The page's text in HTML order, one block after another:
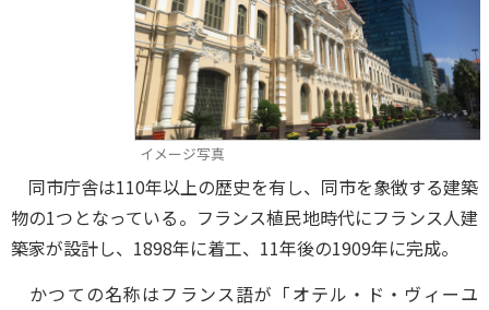
イメージ写真
同市庁舎は110年以上の歴史を有し、同市を象徴する建築
物の1つとなっている。フランス植民地時代にフランス人建
築家が設計し、1898年に着工、11年後の1909年に完成。
かつての名称はフランス語が「オテル・ド・ヴィーユ